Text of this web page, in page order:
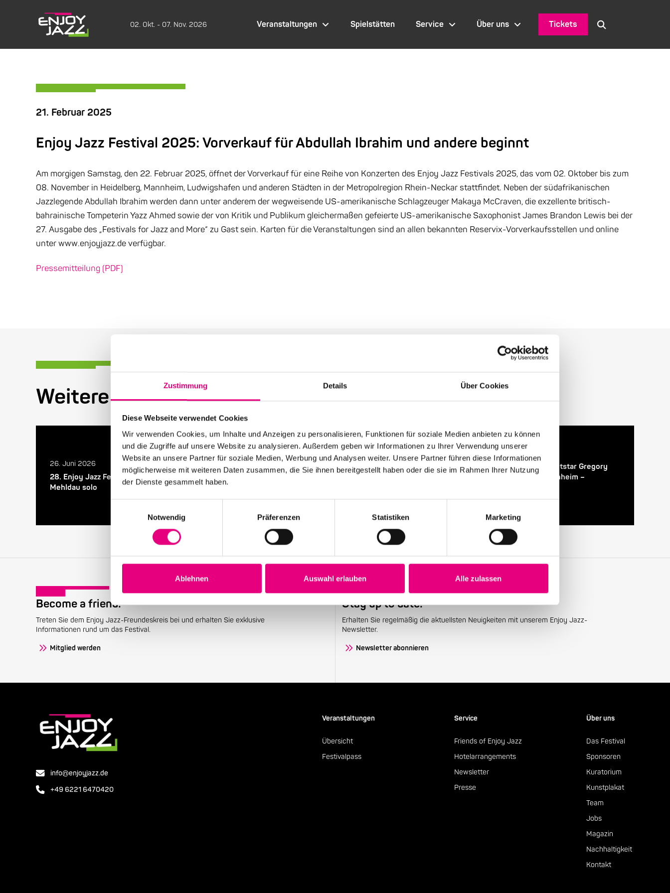
Zustimmung Details Über Cookies
Diese Webseite verwendet Cookies
Wir verwenden Cookies, um Inhalte und Anzeigen zu personalisieren, Funktionen für soziale Medien anbieten zu können
und die Zugriffe auf unsere Website zu analysieren. Außerdem geben wir Informationen zu Ihrer Verwendung unserer
Website an unsere Partner für soziale Medien, Werbung und Analysen weiter. Unsere Partner führen diese Informationen
möglicherweise mit weiteren Daten zusammen, die Sie ihnen bereitgestellt haben oder die sie im Rahmen Ihrer Nutzung
der Dienste gesammelt haben.
Notwendig
Präferenzen Statistiken Marketing
Ablehnen Auswahl erlauben Alle zulassen
02. Okt. - 07. Nov. 2026 Veranstaltungen Spielstätten Service Über uns Tickets
21. Februar 2025
Enjoy Jazz Festival 2025: Vorverkauf für Abdullah Ibrahim und andere beginnt
Am morgigen Samstag, den 22. Februar 2025, öffnet der Vorverkauf für eine Reihe von Konzerten des Enjoy Jazz Festivals 2025, das vom 02. Oktober bis zum
08. November in Heidelberg, Mannheim, Ludwigshafen und anderen Städten in der Metropolregion Rhein-Neckar stattfindet. Neben der südafrikanischen
Jazzlegende Abdullah Ibrahim werden dann unter anderem der wegweisende US-amerikanische Schlagzeuger Makaya McCraven, die exzellente britisch-
bahrainische Tompeterin Yazz Ahmed sowie der von Kritik und Publikum gleichermaßen gefeierte US-amerikanische Saxophonist James Brandon Lewis bei der
27. Ausgabe des „Festivals for Jazz and More“ zu Gast sein. Karten für die Veranstaltungen sind an allen bekannten Reservix-Vorverkaufsstellen und online
unter www.enjoyjazz.de verfügbar.
Pressemitteilung (PDF)
Weitere Beiträge in der Kategorie: Presse
26. Juni 2026
28. Enjoy Jazz Festival – Abschluss mit Brad
Mehldau solo
12. Mai 2026
28. Enjoy Jazz Festival – Eröffnung mit
Souad Massi feat. Youssoupha – Vorverkauf
24. April 2026
28. Enjoy Jazz Festival – Weltstar Gregory
Porter im Rosengarten Mannheim –
Become a friend!
Treten Sie dem Enjoy Jazz-Freundeskreis bei und erhalten Sie exklusive
Informationen rund um das Festival.
Mitglied werden
Stay up to date!
Erhalten Sie regelmäßig die aktuellsten Neuigkeiten mit unserem Enjoy Jazz-
Newsletter.
Newsletter abonnieren
info@enjoyjazz.de
+49 6221 6470420
Veranstaltungen
Übersicht
Festivalpass
Service
Friends of Enjoy Jazz
Hotelarrangements
Newsletter
Presse
Über uns
Das Festival
Sponsoren
Kuratorium
Kunstplakat
Team
Jobs
Magazin
Nachhaltigkeit
Kontakt